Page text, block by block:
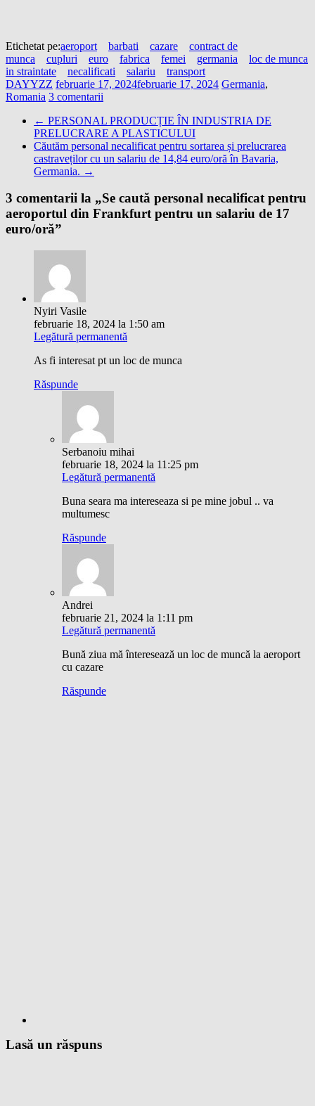
Etichetat pe:aeroport barbati cazare
contract de
munca
cupluri euro fabrica femei germania
loc de munca
in straintate
necalificati salariu
transport
DAYYZZ februarie 17, 2024februarie 17, 2024 Germania,
Romania 3 comentarii
← PERSONAL PRODUCȚIE ÎN INDUSTRIA DE
PRELUCRARE A PLASTICULUI
Căutăm personal necalificat pentru sortarea și prelucrarea
castraveților cu un salariu de 14,84 euro/oră în Bavaria,
Germania. →
3 comentarii la „Se caută personal necalificat pentru
aeroportul din Frankfurt pentru un salariu de 17
euro/oră”
Nyiri Vasile
februarie 18, 2024 la 1:50 am
Legătură permanentă
As fi interesat pt un loc de munca
Răspunde
Serbanoiu mihai
februarie 18, 2024 la 11:25 pm
Legătură permanentă
Buna seara ma intereseaza si pe mine jobul .. va
multumesc
Răspunde
Andrei
februarie 21, 2024 la 1:11 pm
Legătură permanentă
Bună ziua mă înteresează un loc de muncă la aeroport
cu cazare
Răspunde
Lasă un răspuns